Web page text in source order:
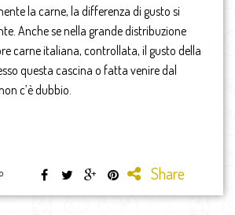
la carne, la differenza di gusto si
Anche se nella grande distribuzione
carne italiana, controllata, il gusto della
questa cascina o fatta venire dal
c’è dubbio.
Share